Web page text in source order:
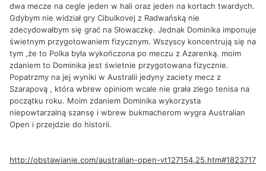
dwa mecze na cegle jeden w hali oraz jeden na kortach twardych.
Gdybym nie widział gry Cibulkovej z Radwańską nie
zdecydowałbym się grać na Słowaczkę. Jednak Dominika imponuje
świetnym przygotowaniem fizycznym. Wszyscy koncentrują się na
tym ,że to Polka była wykończona po meczu z Azarenką. moim
zdaniem to Dominika jest świetnie przygotowana fizycznie.
Popatrzmy na jej wyniki w Australii jedyny zaciety mecz z
Szarapovą , która wbrew opiniom wcale nie grała zlego tenisa na
początku roku. Moim zdaniem Dominika wykorzysta
niepowtarzalną szansę i wbrew bukmacherom wygra Australian
Open i przejdzie do historii.
http://obstawianie.com/australian-open-vt127154,25.htm#1823717